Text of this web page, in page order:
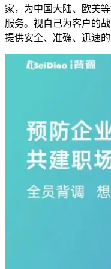
家，为中国大陆、欧美
服务。视自己为客户的
提供安全、准确、迅速的